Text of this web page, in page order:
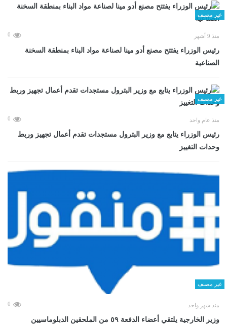
غير مصنف
منذ 9 أشهر 0
رئيس الوزراء يفتتح مصنع أدو مينا لصناعة مواد البناء بمنطقة السخنة
الصناعية
غير مصنف
منذ عام واحد 0
رئيس الوزراء يتابع مع وزير البترول مستجدات تقدم أعمال تجهيز وربط
وحدات التغييز
غير مصنف
منذ شهر واحد 0
وزير الخارجية يلتقي أعضاء الدفعة ٥٩ من الملحقين الدبلوماسيين